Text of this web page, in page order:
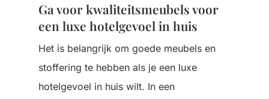
Ga voor kwaliteitsmeubels voor
een luxe hotelgevoel in huis
Het is belangrijk om goede meubels en
stoffering te hebben als je een luxe
hotelgevoel in huis wilt. In een